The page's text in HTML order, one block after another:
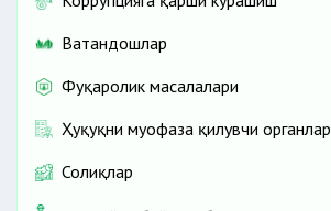
Ватандошлар
Фуқаролик масалалари
Ҳуқуқни муҳофаза қилувчи органлар
Солиқлар